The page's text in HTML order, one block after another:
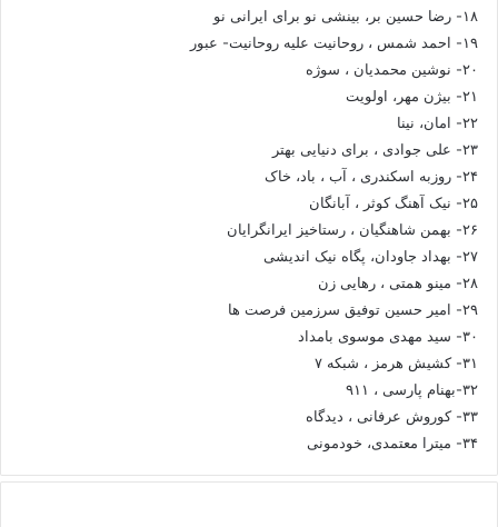
۱۸- رضا حسین بر، بینشی نو برای ایرانی نو
۱۹- احمد شمس ، روحانیت علیه روحانیت- عبور
۲۰- نوشین محمدیان ، سوژه
۲۱- بیژن مهر، اولویت
۲۲- امان، نینا
۲۳- علی جوادی ، برای دنیایی بهتر
۲۴- روزبه اسکندری ، آب ، باد، خاک
۲۵- نیک آهنگ کوثر ، آبانگان
۲۶- بهمن شاهنگیان ، رستاخیز ایرانگرایان
۲۷- بهداد جاودان، پگاه نیک اندیشی
۲۸- مینو همتی ، رهایی زن
۲۹- امیر حسین توفیق سرزمین فرصت ها
۳۰- سید مهدی موسوی بامداد
۳۱- کشیش هرمز ، شبکه ۷
۳۲-بهنام پارسی ، ۹۱۱
۳۳- کوروش عرفانی ، دیدگاه
۳۴- میترا معتمدی، خودمونی